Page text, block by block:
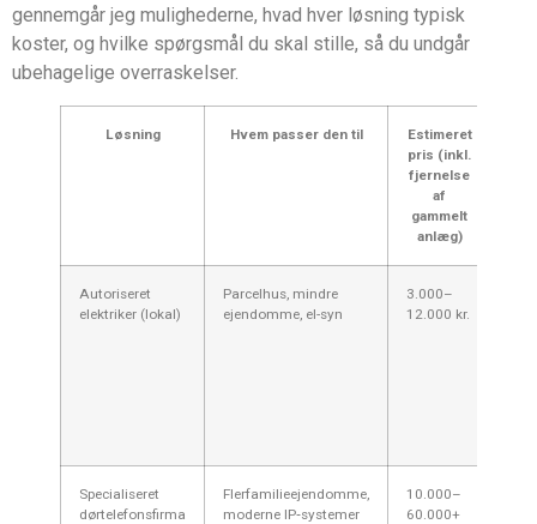
gennemgår jeg mulighederne, hvad hver løsning typisk
koster, og hvilke spørgsmål du skal stille, så du undgår
ubehagelige overraskelser.
Løsning Hvem passer den til
Estimeret
pris (inkl.
fjernelse
af
gammelt
anlæg)
Autoriseret
elektriker (lokal)
Parcelhus, mindre
ejendomme, el-syn
3.000–
12.000 kr.
Specialiseret
dørtelefonsfirma
Flerfamilieejendomme,
moderne IP‑systemer
10.000–
60.000+